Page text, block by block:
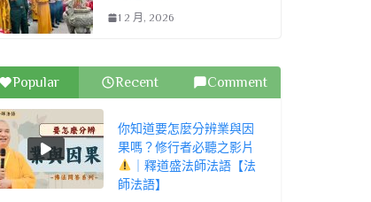
1 2 月, 2026
Popular Recent Comment
你知道要怎麼分辨業與因
果嗎？修行者必聽之影片
｜釋道盛法師法語【法
師法語】